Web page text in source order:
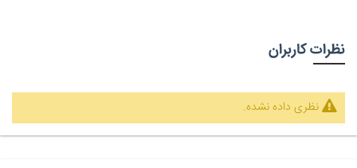
نظرات کاربران
نظری داده نشده.